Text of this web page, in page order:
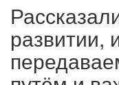
развитии,